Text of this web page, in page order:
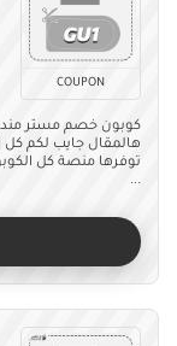
COUPON
هالمقال جايب لكم
...